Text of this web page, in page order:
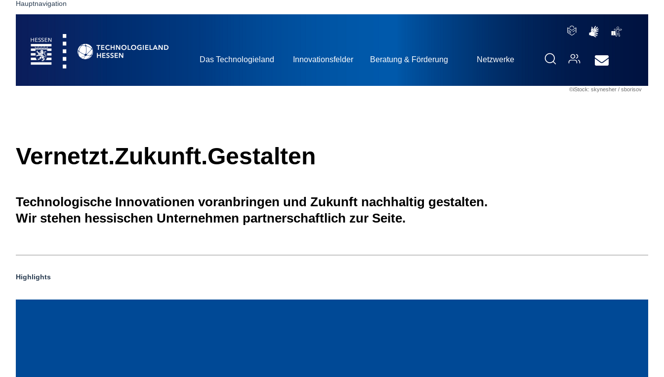
Hauptnavigation
Startseite
Das Technologieland Innovationsfelder Beratung & Förderung Netzwerke
©iStock: skynesher / sborisov
Vernetzt.Zukunft.Gestalten
Technologische Innovationen voranbringen und Zukunft nachhaltig gestalten.
Wir stehen hessischen Unternehmen partnerschaftlich zur Seite.
Highlights